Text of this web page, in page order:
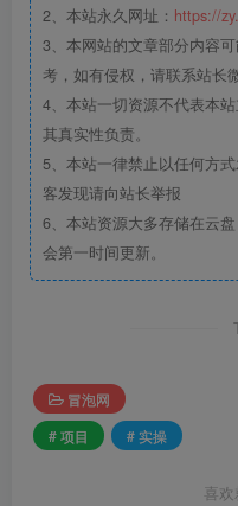
2、本站永久网址： https://
3、本网站的文章部分内容
考，如有侵权，请联系站长
4、本站一切资源不代表本
其真实性负责。
5、本站一律禁止以任何方
客发现请向站长举报
6、本站资源大多存储在云
会第一时间更新。
冒泡网
# 项目
# 实操
喜